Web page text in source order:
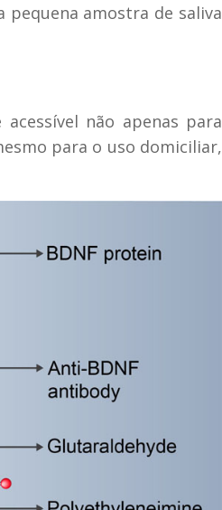
amostra de saliva
não apenas para
para o uso domiciliar,